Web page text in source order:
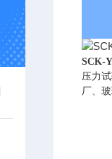
SCK-
压力
厂、